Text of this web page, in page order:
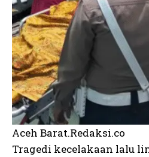
Aceh Barat.Redaksi.co
Tragedi kecelakaan lalu